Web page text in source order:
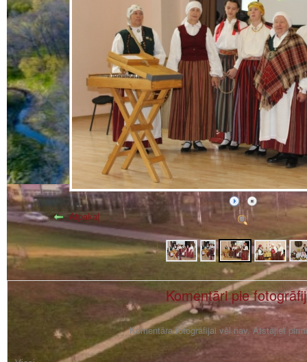
Atpakaļ
Komentāri pie
Komentāra fotogrāfijai vēl nav. Atstājiet